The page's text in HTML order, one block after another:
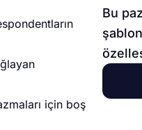
için boş
Bu